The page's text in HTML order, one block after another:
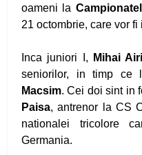
Mihai Mihuț
Irina Bordeanu - la
oameni la
21 octombrie, care vor
Inca juniori I, Mihai
seniorilor, in timp
Macsim. Cei doi sint in
Paisa, antrenor la CS
nationalei tricolore
Germania.